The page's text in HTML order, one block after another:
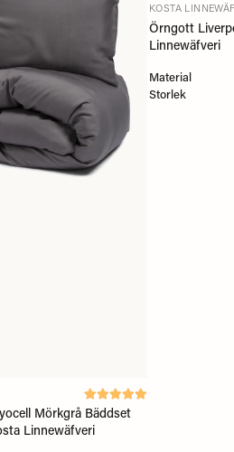
Mörkgrå Bäddset
Linnewäfveri
KOSTA
Örngott
Linnewäfveri
Material
Storlek